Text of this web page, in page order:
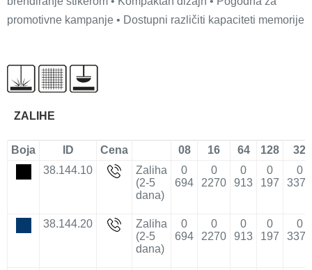
promotivne kampanje • Dostupni različiti kapaciteti memorije
ZALIHE
Boja ID Cena 08 16 64 128
32
38.144.10
Zaliha
(2-5
dana)
0
694
0
2270
0
913
0
197
0
3373
38.144.20
Zaliha
(2-5
dana)
0
694
0
2270
0
913
0
197
0
3373